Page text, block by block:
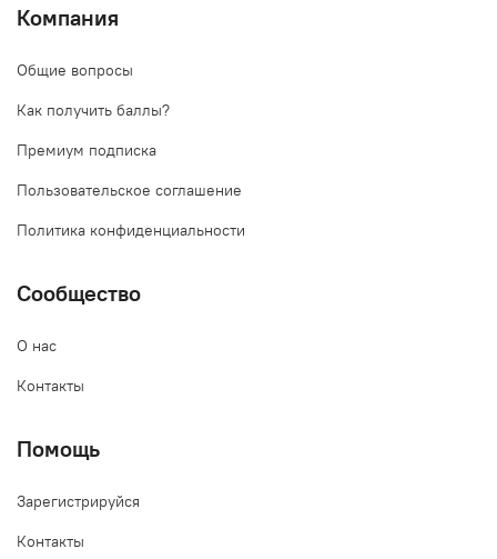
Компания
Общие вопросы
Как получить баллы?
Премиум подписка
Пользовательское соглашение
Политика конфиденциальности
Сообщество
О нас
Контакты
Помощь
Зарегистрируйся
Контакты